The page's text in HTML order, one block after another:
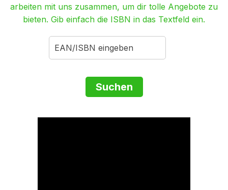
arbeiten mit uns zusammen, um dir tolle Angebote zu
bieten. Gib einfach die ISBN in das Textfeld ein.